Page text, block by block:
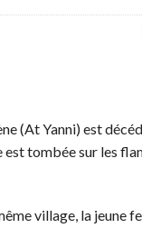
(At Yanni) est
est tombée sur les
village, la jeune